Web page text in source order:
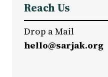
Reach Us
Drop a Mail
hello@sarjak.org